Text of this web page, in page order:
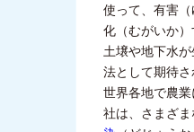
使って、有害
化 （むがいか）
土壌や地下水
法として期待
世界各地で農
社は、さまざ